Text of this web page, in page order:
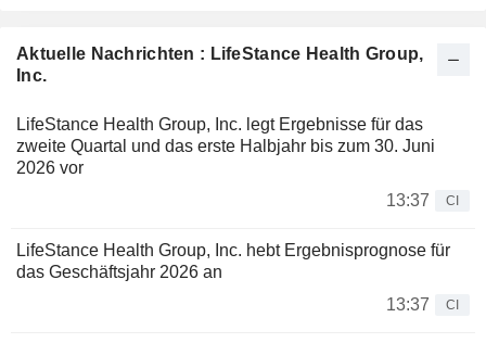
Aktuelle Nachrichten : LifeStance Health Group,
Inc.
LifeStance Health Group, Inc. legt Ergebnisse für das
zweite Quartal und das erste Halbjahr bis zum 30. Juni
2026 vor
13:37
CI
LifeStance Health Group, Inc. hebt Ergebnisprognose für
das Geschäftsjahr 2026 an
13:37
CI